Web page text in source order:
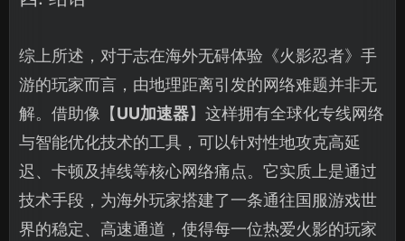
综上所述，对于志在海外无碍体验《火影忍者》手
游的玩家而言，由地理距离引发的网络难题并非无
解。借助像【UU加速器】这样拥有全球化专线网络
与智能优化技术的工具，可以针对性地攻克高延
迟、卡顿及掉线等核心网络痛点。它实质上是通过
技术手段，为海外玩家搭建了一条通往国服游戏世
界的稳定、高速通道，使得每一位热爱火影的玩家